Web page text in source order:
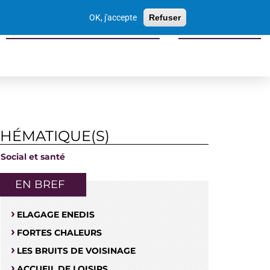
OK, j'accepte Refuser
Sports culture loisirs tourisme
Social et santé
EN BREF
ELAGAGE ENEDIS
FORTES CHALEURS
LES BRUITS DE VOISINAGE